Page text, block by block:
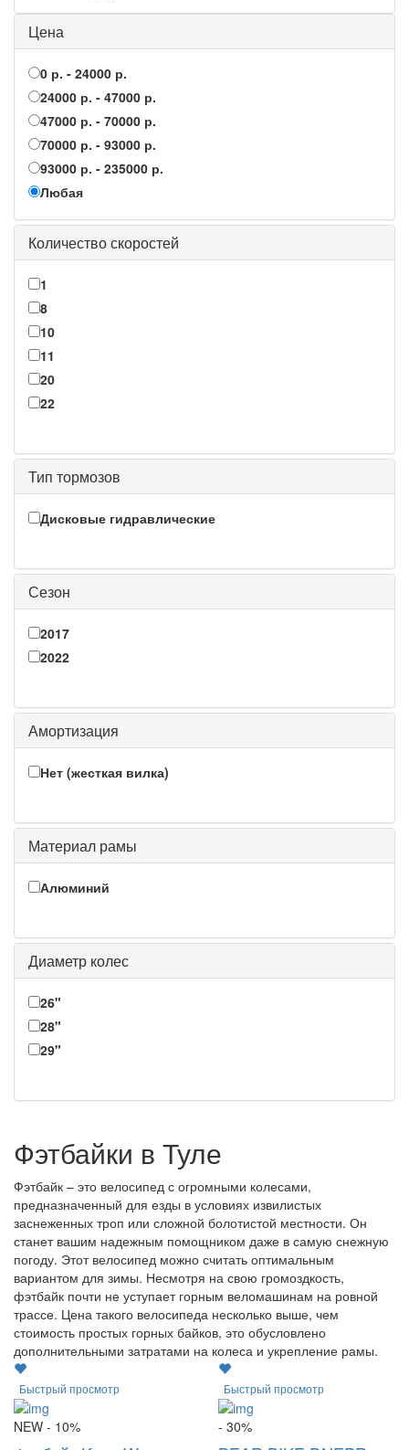
Цена
0 р. - 24000 р.
24000 р. - 47000 р.
47000 р. - 70000 р.
70000 р. - 93000 р.
93000 р. - 235000 р.
Любая
Количество скоростей
1
8
10
11
20
22
Тип тормозов
Дисковые гидравлические
Сезон
2017
2022
Амортизация
Нет (жесткая вилка)
Материал рамы
Алюминий
Диаметр колес
26"
28"
29"
Фэтбайки в Туле
Фэтбайк – это велосипед с огромными колесами,
предназначенный для езды в условиях извилистых
заснеженных троп или сложной болотистой местности. Он
станет вашим надежным помощником даже в самую снежную
погоду. Этот велосипед можно считать оптимальным
вариантом для зимы. Несмотря на свою громоздкость,
фэтбайк почти не уступает горным веломашинам на ровной
трассе. Цена такого велосипеда несколько выше, чем
стоимость простых горных байков, это обусловлено
дополнительными затратами на колеса и укрепление рамы.
Быстрый просмотр
NEW - 10%
Быстрый просмотр
- 30%